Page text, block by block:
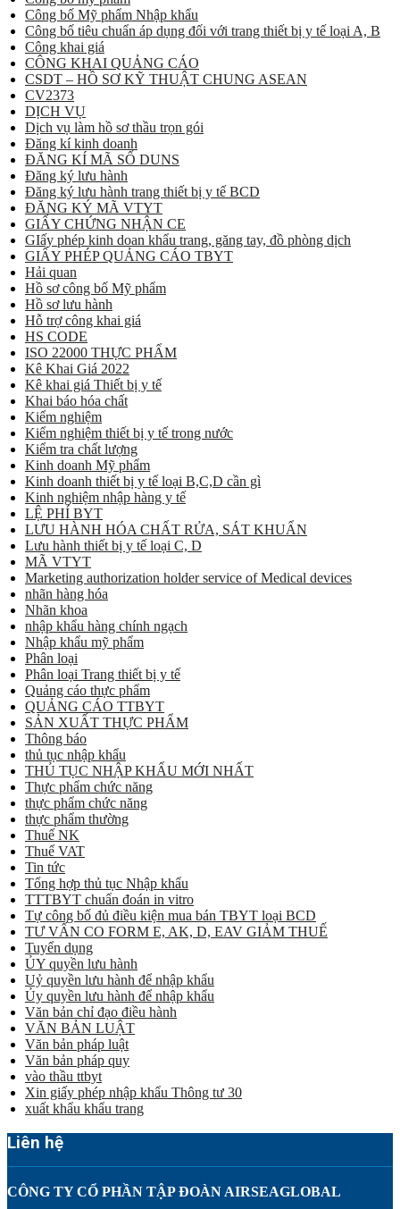
Công bố Mỹ phẩm Nhập khẩu
Công bố tiêu chuẩn áp dụng đối với trang thiết bị y tế loại A, B
Công khai giá
CÔNG KHAI QUẢNG CÁO
CSDT – HỒ SƠ KỸ THUẬT CHUNG ASEAN
CV2373
DỊCH VỤ
Dịch vụ làm hồ sơ thầu trọn gói
Đăng kí kinh doanh
ĐĂNG KÍ MÃ SỐ DUNS
Đăng ký lưu hành
Đăng ký lưu hành trang thiết bị y tế BCD
ĐĂNG KÝ MÃ VTYT
GIẤY CHỨNG NHẬN CE
GIấy phép kinh doan khẩu trang, găng tay, đồ phòng dịch
GIẤY PHÉP QUẢNG CÁO TBYT
Hải quan
Hồ sơ công bố Mỹ phẩm
Hồ sơ lưu hành
Hỗ trợ công khai giá
HS CODE
ISO 22000 THỰC PHẨM
Kê Khai Giá 2022
Kê khai giá Thiết bị y tế
Khai báo hóa chất
Kiểm nghiệm
Kiểm nghiệm thiết bị y tế trong nước
Kiểm tra chất lượng
Kinh doanh Mỹ phẩm
Kinh doanh thiết bị y tế loại B,C,D cần gì
Kinh nghiệm nhập hàng y tế
LỆ PHÍ BYT
LƯU HÀNH HÓA CHẤT RỬA, SÁT KHUẨN
Lưu hành thiết bị y tế loại C, D
MÃ VTYT
Marketing authorization holder service of Medical devices
nhãn hàng hóa
Nhãn khoa
nhập khẩu hàng chính ngạch
Nhập khẩu mỹ phẩm
Phân loại
Phân loại Trang thiết bị y tế
Quảng cáo thực phẩm
QUẢNG CÁO TTBYT
SẢN XUẤT THỰC PHẨM
Thông báo
thủ tục nhập khẩu
THỦ TỤC NHẬP KHẨU MỚI NHẤT
Thực phẩm chức năng
thực phẩm chức năng
thực phẩm thường
Thuế NK
Thuế VAT
Tin tức
Tổng hợp thủ tục Nhập khẩu
TTTBYT chuẩn đoán in vitro
Tự công bố đủ điều kiện mua bán TBYT loại BCD
TƯ VẤN CO FORM E, AK, D, EAV GIẢM THUẾ
Tuyển dụng
ỦY quyền lưu hành
Uỷ quyền lưu hành để nhập khẩu
Ủy quyền lưu hành để nhập khẩu
Văn bản chỉ đạo điều hành
VĂN BẢN LUẬT
Văn bản pháp luật
Văn bản pháp quy
vào thầu ttbyt
Xin giấy phép nhập khẩu Thông tư 30
xuất khẩu khẩu trang
Liên hệ
CÔNG TY CỔ PHẦN TẬP ĐOÀN AIRSEAGLOBAL